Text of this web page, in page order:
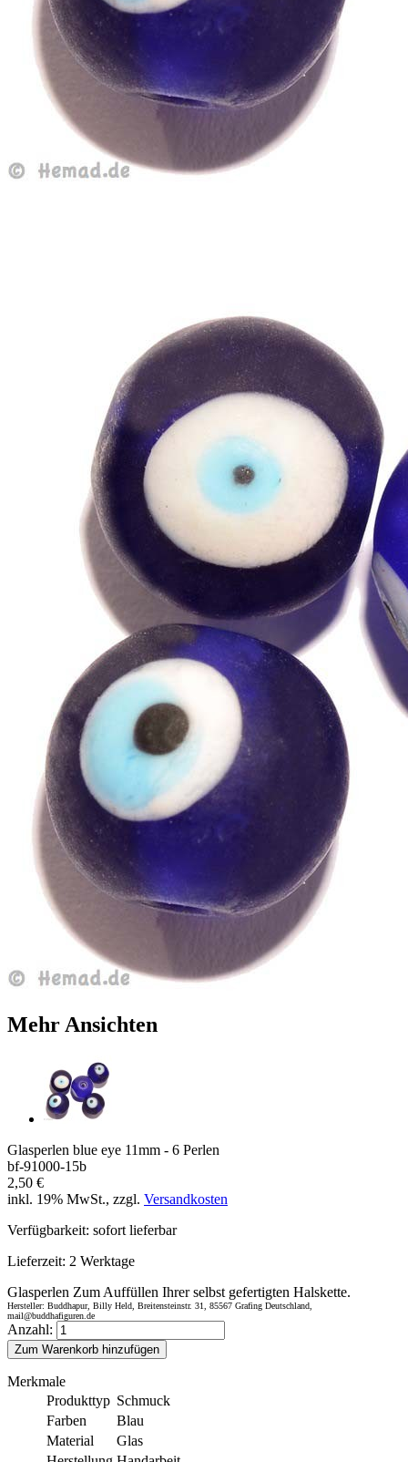
Mehr Ansichten
Glasperlen blue eye 11mm - 6 Perlen
bf-91000-15b
2,50 €
inkl. 19% MwSt., zzgl. Versandkosten
Verfügbarkeit: sofort lieferbar
Lieferzeit: 2 Werktage
Glasperlen Zum Auffüllen Ihrer selbst gefertigten Halskette.
Hersteller: Buddhapur, Billy Held, Breitensteinstr. 31, 85567 Grafing Deutschland,
mail@buddhafiguren.de
Anzahl:
Zum Warenkorb hinzufügen
Merkmale
Produkttyp Schmuck
Farben
Blau
Material
Glas